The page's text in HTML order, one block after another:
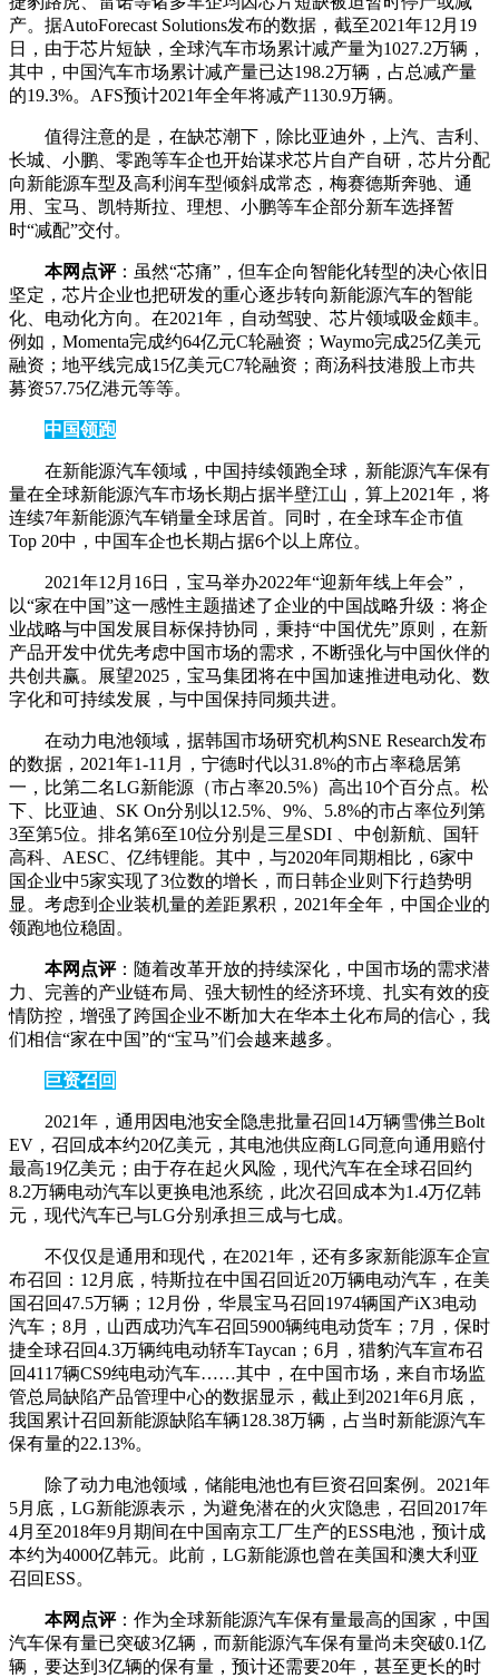
产。据AutoForecast Solutions发布的数据，截至2021年12月19
日，由于芯片短缺，全球汽车市场累计减产量为1027.2万辆，
其中，中国汽车市场累计减产量已达198.2万辆，占总减产量
的19.3%。AFS预计2021年全年将减产1130.9万辆。
值得注意的是，在缺芯潮下，除比亚迪外，上汽、吉利、
长城、小鹏、零跑等车企也开始谋求芯片自产自研，芯片分配
向新能源车型及高利润车型倾斜成常态，梅赛德斯奔驰、通
用、宝马、凯特斯拉、理想、小鹏等车企部分新车选择暂
时“减配”交付。
本网点评：虽然“芯痛”，但车企向智能化转型的决心依旧
坚定，芯片企业也把研发的重心逐步转向新能源汽车的智能
化、电动化方向。在2021年，自动驾驶、芯片领域吸金颇丰。
例如，Momenta完成约64亿元C轮融资；Waymo完成25亿美元
融资；地平线完成15亿美元C7轮融资；商汤科技港股上市共
募资57.75亿港元等等。
中国领跑
在新能源汽车领域，中国持续领跑全球，新能源汽车保有
量在全球新能源汽车市场长期占据半壁江山，算上2021年，将
连续7年新能源汽车销量全球居首。同时，在全球车企市值
Top 20中，中国车企也长期占据6个以上席位。
2021年12月16日，宝马举办2022年“迎新年线上年会”，
以“家在中国”这一感性主题描述了企业的中国战略升级：将企
业战略与中国发展目标保持协同，秉持“中国优先”原则，在新
产品开发中优先考虑中国市场的需求，不断强化与中国伙伴的
共创共赢。展望2025，宝马集团将在中国加速推进电动化、数
字化和可持续发展，与中国保持同频共进。
在动力电池领域，据韩国市场研究机构SNE Research发布
的数据，2021年1-11月，宁德时代以31.8%的市占率稳居第
一，比第二名LG新能源（市占率20.5%）高出10个百分点。松
下、比亚迪、SK On分别以12.5%、9%、5.8%的市占率位列第
3至第5位。排名第6至10位分别是三星SDI 、中创新航、国轩
高科、AESC、亿纬锂能。其中，与2020年同期相比，6家中
国企业中5家实现了3位数的增长，而日韩企业则下行趋势明
显。考虑到企业装机量的差距累积，2021年全年，中国企业的
领跑地位稳固。
本网点评：随着改革开放的持续深化，中国市场的需求潜
力、完善的产业链布局、强大韧性的经济环境、扎实有效的疫
情防控，增强了跨国企业不断加大在华本土化布局的信心，我
们相信“家在中国”的“宝马”们会越来越多。
巨资召回
2021年，通用因电池安全隐患批量召回14万辆雪佛兰Bolt
EV，召回成本约20亿美元，其电池供应商LG同意向通用赔付
最高19亿美元；由于存在起火风险，现代汽车在全球召回约
8.2万辆电动汽车以更换电池系统，此次召回成本为1.4万亿韩
元，现代汽车已与LG分别承担三成与七成。
不仅仅是通用和现代，在2021年，还有多家新能源车企宣
布召回：12月底，特斯拉在中国召回近20万辆电动汽车，在美
国召回47.5万辆；12月份，华晨宝马召回1974辆国产iX3电动
汽车；8月，山西成功汽车召回5900辆纯电动货车；7月，保时
捷全球召回4.3万辆纯电动轿车Taycan；6月，猎豹汽车宣布召
回4117辆CS9纯电动汽车……其中，在中国市场，来自市场监
管总局缺陷产品管理中心的数据显示，截止到2021年6月底，
我国累计召回新能源缺陷车辆128.38万辆，占当时新能源汽车
保有量的22.13%。
除了动力电池领域，储能电池也有巨资召回案例。2021年
5月底，LG新能源表示，为避免潜在的火灾隐患，召回2017年
4月至2018年9月期间在中国南京工厂生产的ESS电池，预计成
本约为4000亿韩元。此前，LG新能源也曾在美国和澳大利亚
召回ESS。
本网点评：作为全球新能源汽车保有量最高的国家，中国
汽车保有量已突破3亿辆，而新能源汽车保有量尚未突破0.1亿
辆，要达到3亿辆的保有量，预计还需要20年，甚至更长的时